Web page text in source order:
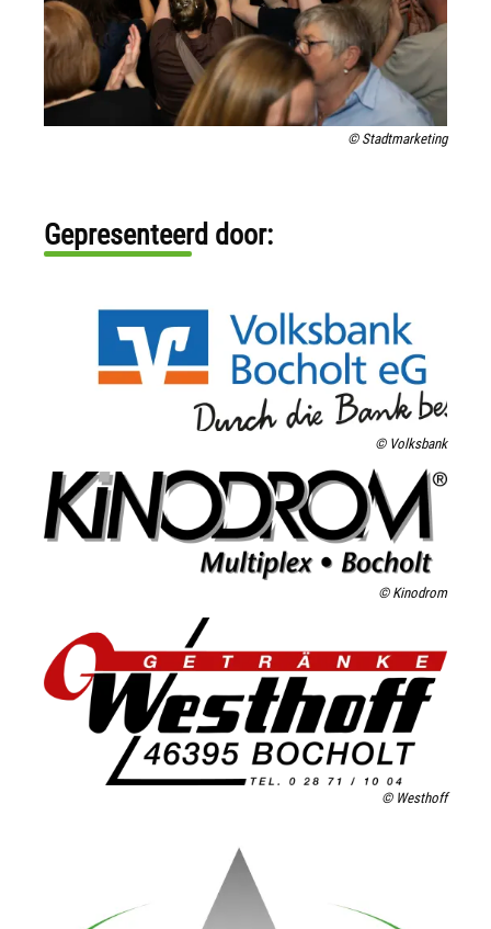
© Stadtmarketing
Gepresenteerd door:
© Volksbank
© Kinodrom
© Westhoff